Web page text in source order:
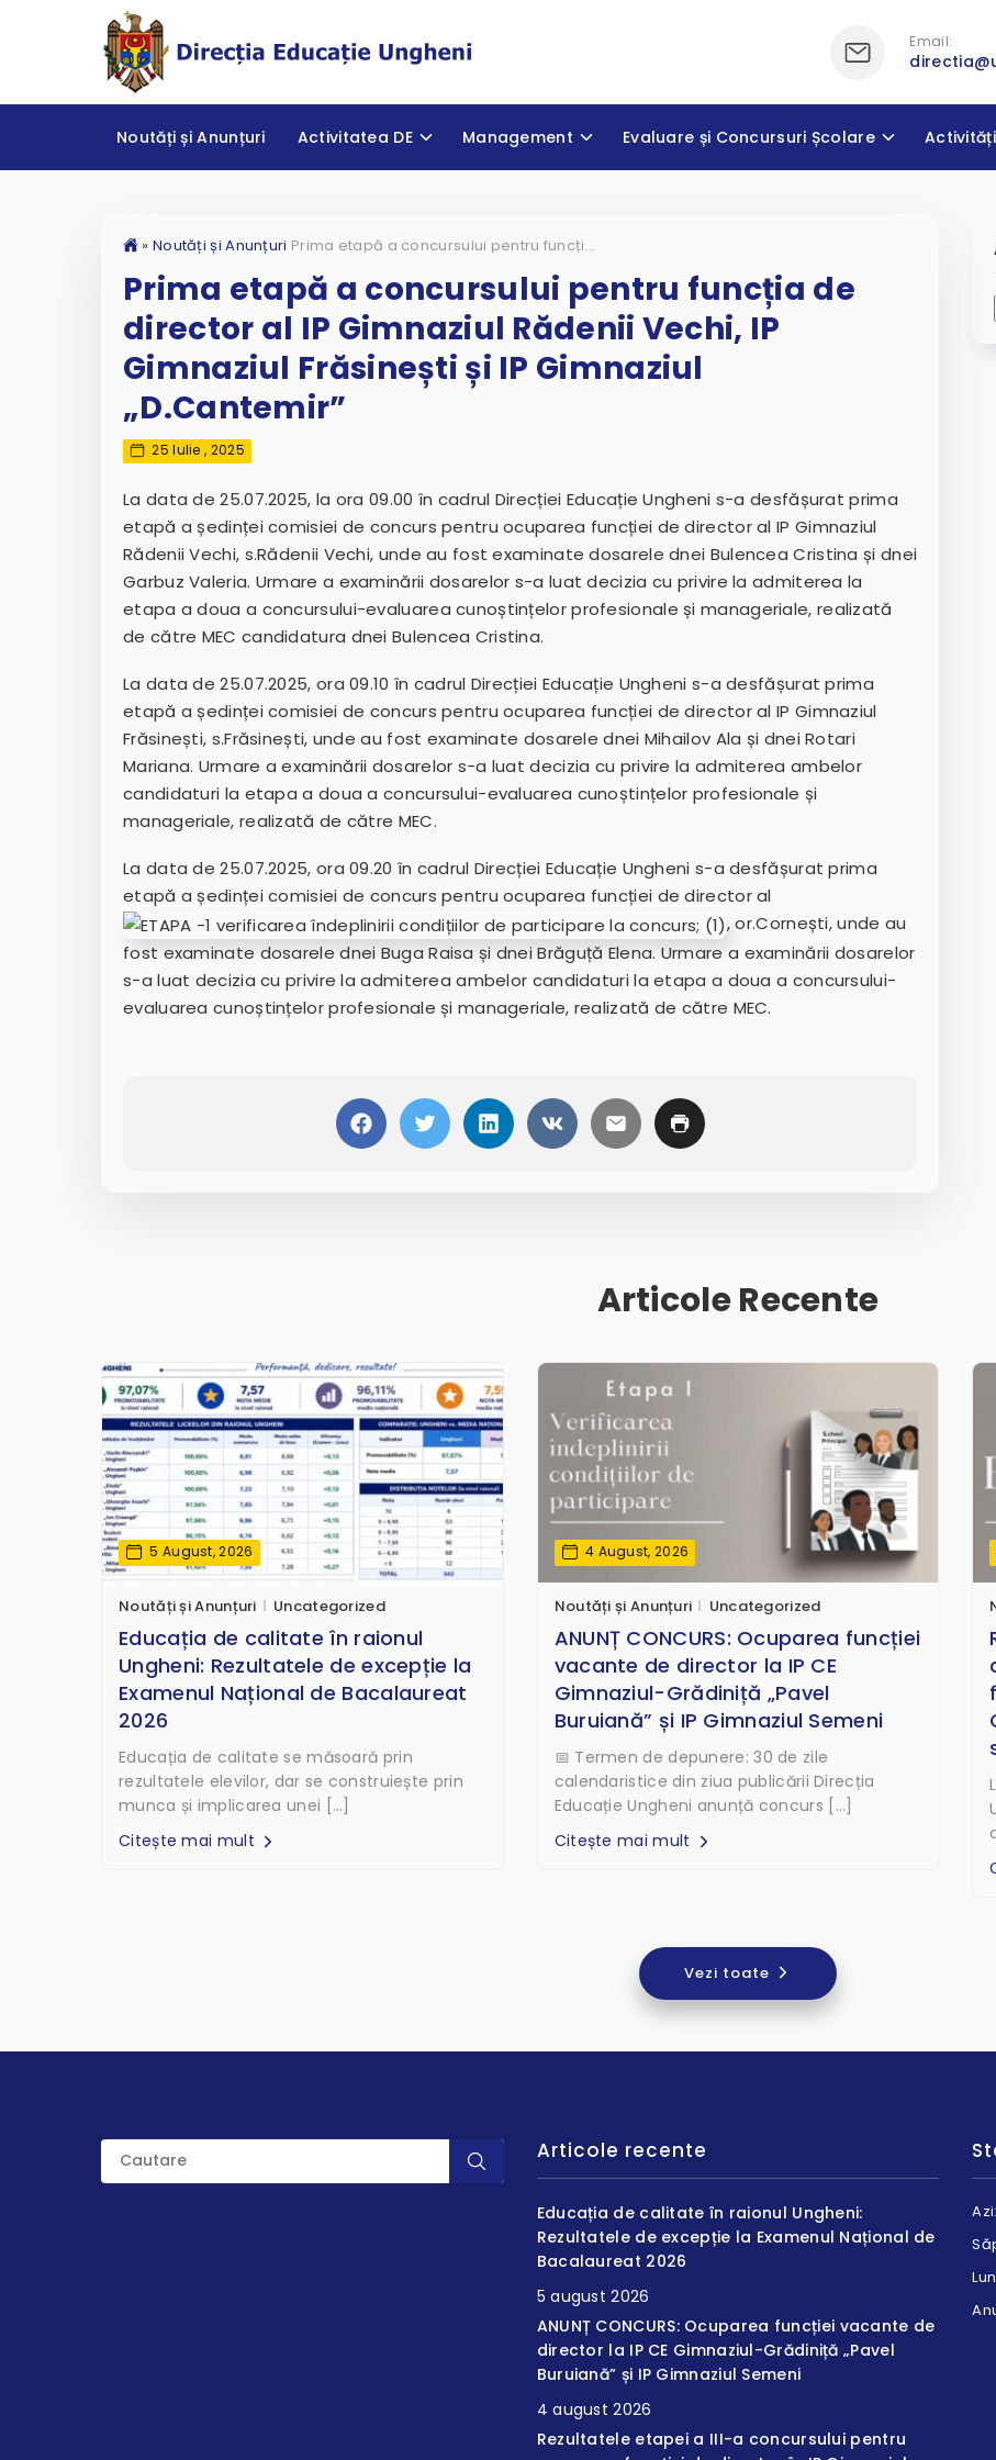
Email:
Noutăți și Anunțuri Activitatea DE Management Evaluare și Concursuri Școlare
» Noutăți și Anunțuri Prima etapă a concursului pentru funcția de director al IP Gimnaziul Rădenii Vechi, IP Gimnaziul Frăsinești și IP Gimnaziul „D.Cantemir”
Prima etapă a concursului pentru funcția de
director al IP Gimnaziul Rădenii Vechi, IP
Gimnaziul Frăsinești și IP Gimnaziul
„D.Cantemir”
25 Iulie , 2025
La data de 25.07.2025, la ora 09.00 în cadrul Direcției Educație Ungheni s-a desfășurat prima
etapă a ședinței comisiei de concurs pentru ocuparea funcției de director al IP Gimnaziul
Rădenii Vechi, s.Rădenii Vechi, unde au fost examinate dosarele dnei Bulencea Cristina și dnei
Garbuz Valeria. Urmare a examinării dosarelor s-a luat decizia cu privire la admiterea la
etapa a doua a concursului-evaluarea cunoștințelor profesionale și manageriale, realizată
de către MEC candidatura dnei Bulencea Cristina.
La data de 25.07.2025, ora 09.10 în cadrul Direcției Educație Ungheni s-a desfășurat prima
etapă a ședinței comisiei de concurs pentru ocuparea funcției de director al IP Gimnaziul
Frăsinești, s.Frăsinești, unde au fost examinate dosarele dnei Mihailov Ala și dnei Rotari
Mariana. Urmare a examinării dosarelor s-a luat decizia cu privire la admiterea ambelor
candidaturi la etapa a doua a concursului-evaluarea cunoștințelor profesionale și
manageriale, realizată de către MEC.
La data de 25.07.2025, ora 09.20 în cadrul Direcției Educație Ungheni s-a desfășurat prima
etapă a ședinței comisiei de concurs pentru ocuparea funcției de director al
, or.Cornești, unde au
fost examinate dosarele dnei Buga Raisa și dnei Brăguță Elena. Urmare a examinării dosarelor
s-a luat decizia cu privire la admiterea ambelor candidaturi la etapa a doua a concursului-
evaluarea cunoștințelor profesionale și manageriale, realizată de către MEC.
Articole Recente
5 August, 2026
Noutăți și Anunțuri Uncategorized
Educația de calitate în raionul
Ungheni: Rezultatele de excepție la
Examenul Național de Bacalaureat
2026
Educația de calitate se măsoară prin
rezultatele elevilor, dar se construiește prin
munca și implicarea unei […]
Citește mai mult
4 August, 2026
Noutăți și Anunțuri Uncategorized
ANUNȚ CONCURS: Ocuparea funcției
vacante de director la IP CE
Gimnaziul-Grădiniță „Pavel
Buruiană” și IP Gimnaziul Semeni
📅 Termen de depunere: 30 de zile
calendaristice din ziua publicării Direcția
Educație Ungheni anunță concurs […]
Citește mai mult
Vezi toate
Articole recente
Educația de calitate în raionul Ungheni:
Rezultatele de excepție la Examenul Național de
Bacalaureat 2026
5 august 2026
ANUNȚ CONCURS: Ocuparea funcției vacante de
director la IP CE Gimnaziul-Grădiniță „Pavel
Buruiană” și IP Gimnaziul Semeni
4 august 2026
Rezultatele etapei a III-a concursului pentru
Azi: